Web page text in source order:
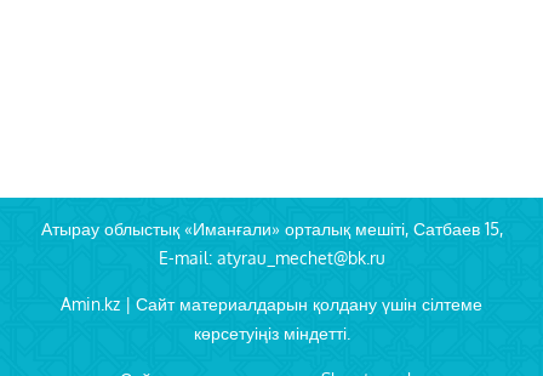
Атырау облыстық «Иманғали» орталық мешіті, Сатбаев 15,
E-mail: atyrau_mechet@bk.ru
Amin.kz | Сайт материалдарын қолдану үшін сілтеме
көрсетуіңіз міндетті.